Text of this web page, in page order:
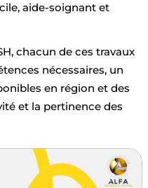
aide-soignant et
chacun de ces travaux
nécessaires, un
en région et des
et la pertinence des